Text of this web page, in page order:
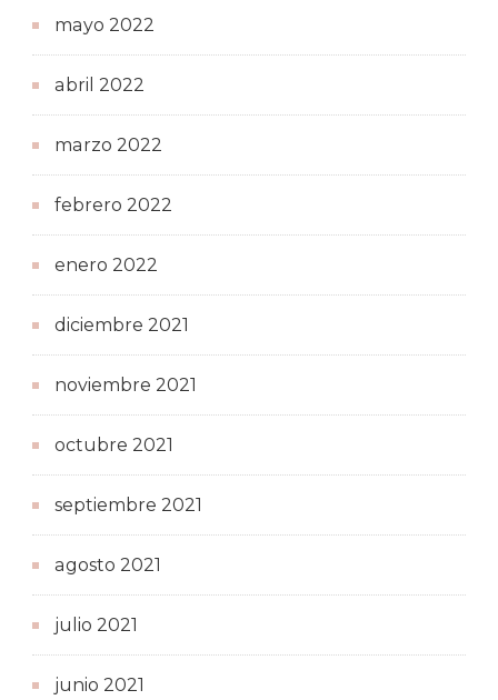
mayo 2022
abril 2022
marzo 2022
febrero 2022
enero 2022
diciembre 2021
noviembre 2021
octubre 2021
septiembre 2021
agosto 2021
julio 2021
junio 2021